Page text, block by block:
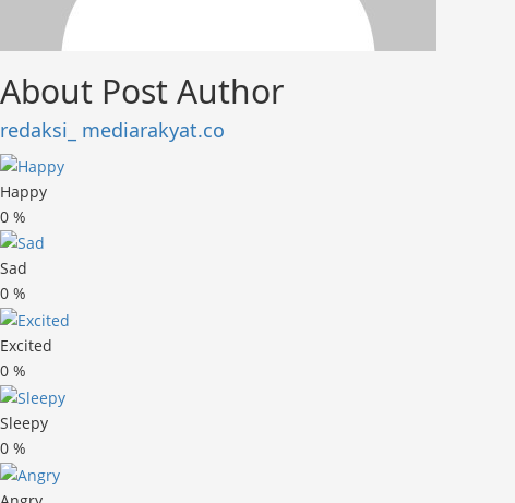
About Post Author
redaksi_ mediarakyat.co
Happy
0 %
Sad
0 %
Excited
0 %
Sleepy
0 %